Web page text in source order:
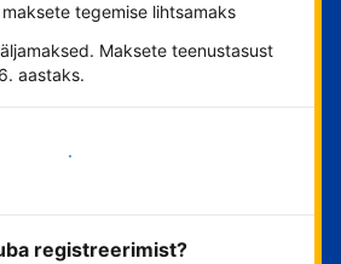
tegemise lihtsamaks
Maksete teenustasust
aastaks.
Alusta kohe
registreerimist?